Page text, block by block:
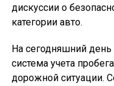
дискуссии о
категории авто.
На сегодняшний день
система учета
дорожной ситуации.